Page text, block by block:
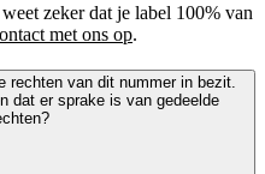
zeker dat je label 100% van
met ons op.
rechten van dit nummer in bezit.
dat er sprake is van gedeelde